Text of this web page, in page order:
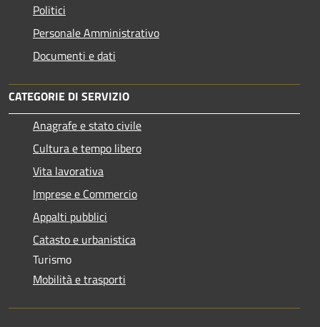
Politici
Personale Amministrativo
Documenti e dati
CATEGORIE DI SERVIZIO
Anagrafe e stato civile
Cultura e tempo libero
Vita lavorativa
Imprese e Commercio
Appalti pubblici
Catasto e urbanistica
Turismo
Mobilità e trasporti